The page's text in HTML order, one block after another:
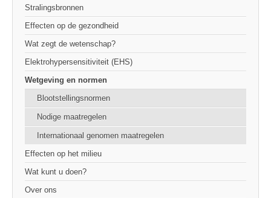
Stralingsbronnen
Effecten op de gezondheid
Wat zegt de wetenschap?
Elektrohypersensitiviteit (EHS)
Wetgeving en normen
Blootstellingsnormen
Nodige maatregelen
Internationaal genomen maatregelen
Effecten op het milieu
Wat kunt u doen?
Over ons